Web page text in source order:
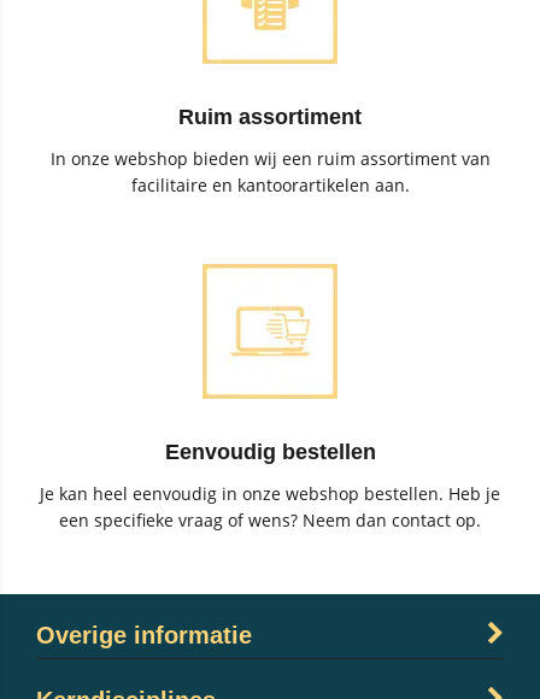
Ruim assortiment
In onze webshop bieden wij een ruim assortiment van
facilitaire en kantoorartikelen aan.
Eenvoudig bestellen
Je kan heel eenvoudig in onze webshop bestellen. Heb je
een specifieke vraag of wens? Neem dan contact op.
Overige informatie